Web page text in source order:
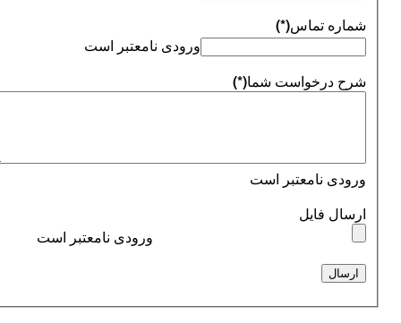
تماس(*)
ورودی نامعتبر است
درخواست شما(*)
نامعتبر است
فایل
ورودی نامعتبر است